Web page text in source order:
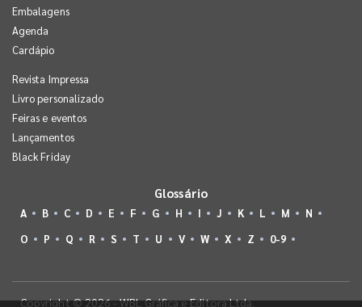
Embalagens
Agenda
Cardápio
Revista Impressa
Livro personalizado
Feiras e eventos
Lançamentos
Black Friday
Glossário
A B C D E F G H I J K L M
N
O
P Q R S T U V W X Z 0-9
Copyright © 2026 - WBL Gráfica e Editora Ltda.